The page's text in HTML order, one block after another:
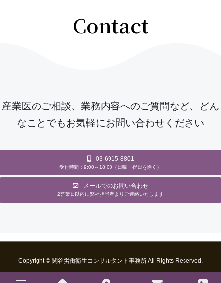
Contact
産業医のご相談、業務内容へのご質問など、どん
なことでもお気軽にお問い合わせください
03-6915-8801
受付時間：9:00～18:00（日曜・祝日を除く）
メールでのお問い合わせ
2営業日以内に弊社担当者よりご連絡いたします
Copyright © 関谷労働衛生コンサルタント事務所 All Rights Reserved.